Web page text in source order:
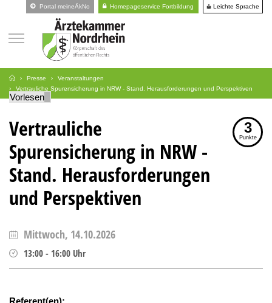
Portal meineÄkNo Homepageservice Fortbildung Leichte Sprache
Presse
Veranstaltungen
Vertrauliche Spurensicherung in NRW - Stand. Herausforderungen und Perspektiven
Vorlesen
Vertrauliche
Spurensicherung in NRW -
Stand. Herausforderungen
und Perspektiven
3
Punkte
Mittwoch, 14.10.2026
13:00 - 16:00 Uhr
Referent(en):